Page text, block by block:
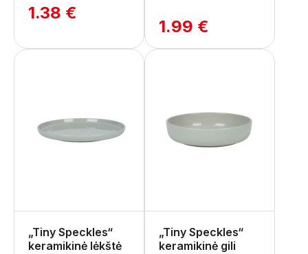
1.38 €
1.99 €
„Tiny Speckles“
keramikinė lėkštė
„Tiny Speckles“
keramikinė gili